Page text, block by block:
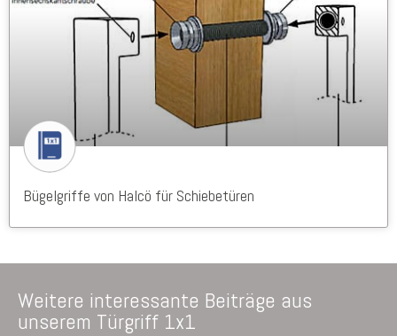
Bügelgriffe von Halcö für Schiebetüren
Weitere interessante Beiträge aus
unserem Türgriff 1x1